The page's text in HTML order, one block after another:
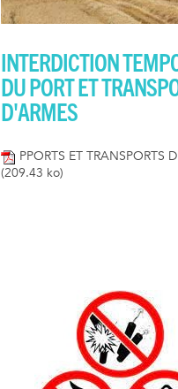
INTERDICTION
DU PORT ET
D'ARMES
PPORTS ET TRANSPORTS
(209.43 ko)